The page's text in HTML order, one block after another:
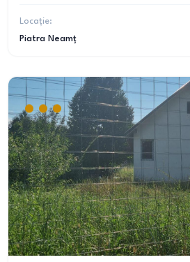
Locație:
Piatra Neamț